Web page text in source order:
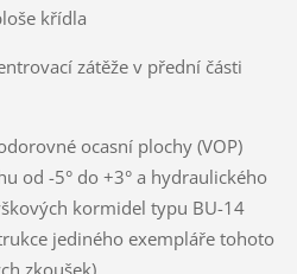
křídla
zátěže v přední části
ocasní plochy (VOP)
od -5° do +3° a hydraulického
kormidel typu BU-14
jediného exempláře tohoto
zkoušek)